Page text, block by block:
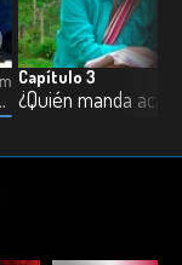
de Normalización)?
Capítulo 3
¿Quién manda acá?